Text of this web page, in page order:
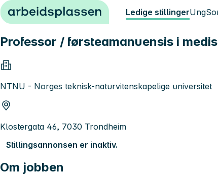
Hopp til innhold Ledige stillingerUng
Professor / førsteamanuensis i
NTNU - Norges teknisk-naturvitenskapelige universitet
Klostergata 46, 7030 Trondheim
Stillingsannonsen er inaktiv.
Om jobben